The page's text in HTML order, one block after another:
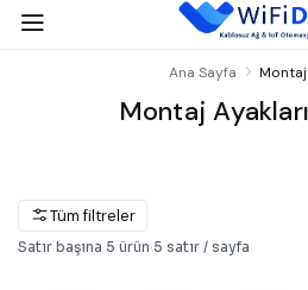
Ana Sayfa Montaj
Montaj
Tüm filtreler
Satır başına 5 ürün·5 satır / sayfa
Satın
Satın
Satın